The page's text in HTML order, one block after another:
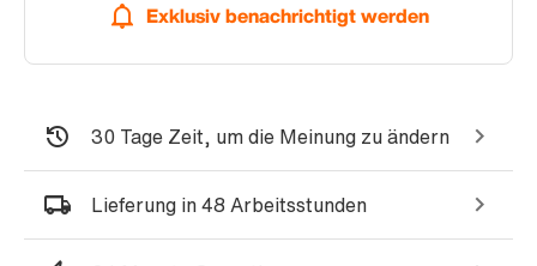
Exklusiv benachrichtigt werden
30 Tage Zeit, um die Meinung zu ändern
Lieferung in 48 Arbeitsstunden